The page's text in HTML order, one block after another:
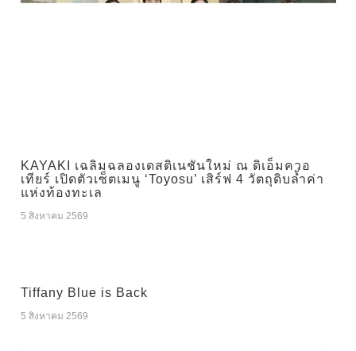
KAYAKI เฉลิมฉลองเดสติเนชันใหม่ ณ ดิเอ็มควอ
เทียร์ เปิดตัวเซ็ตเมนู ‘Toyosu’ เสิร์ฟ 4 วัตถุดิบล้ำค่า
แห่งท้องทะเล
5 สิงหาคม 2569
Tiffany Blue is Back
5 สิงหาคม 2569